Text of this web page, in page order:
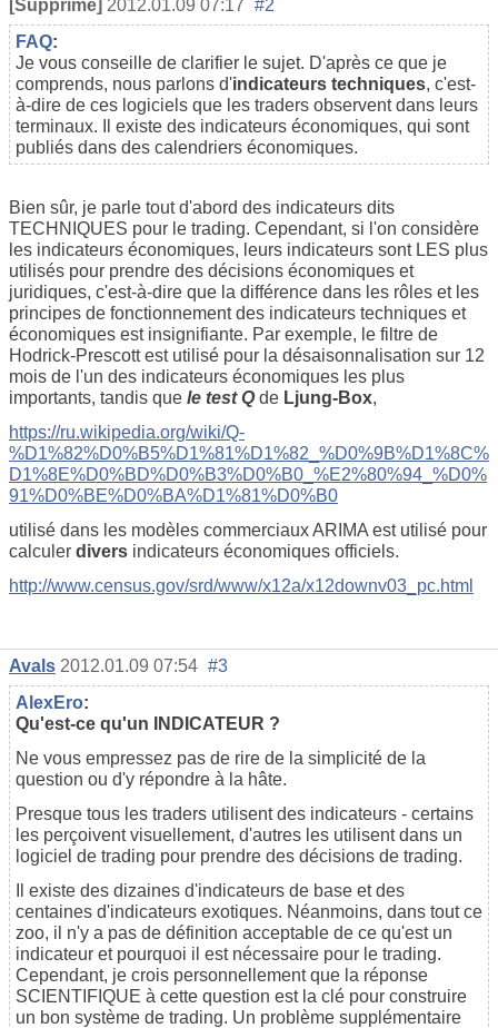
[Supprimé] 2012.01.09 07:17 #2
FAQ:
Je vous conseille de clarifier le sujet. D'après ce que je
comprends, nous parlons d'indicateurs techniques, c'est-
à-dire de ces logiciels que les traders observent dans leurs
terminaux. Il existe des indicateurs économiques, qui sont
publiés dans des calendriers économiques.
Bien sûr, je parle tout d'abord des indicateurs dits
TECHNIQUES pour le trading. Cependant, si l'on considère
les indicateurs économiques, leurs indicateurs sont LES plus
utilisés pour prendre des décisions économiques et
juridiques, c'est-à-dire que la différence dans les rôles et les
principes de fonctionnement des indicateurs techniques et
économiques est insignifiante. Par exemple, le filtre de
Hodrick-Prescott est utilisé pour la désaisonnalisation sur 12
mois de l'un des indicateurs économiques les plus
importants, tandis que le test Qde Ljung-Box,
https://ru.wikipedia.org/wiki/Q-
%D1%82%D0%B5%D1%81%D1%82_%D0%9B%D1%8C%
D1%8E%D0%BD%D0%B3%D0%B0_%E2%80%94_%D0%
91%D0%BE%D0%BA%D1%81%D0%B0
utilisé dans les modèles commerciaux ARIMA est utilisé pour
calculer divers indicateurs économiques officiels.
http://www.census.gov/srd/www/x12a/x12downv03_pc.html
Avals 2012.01.09 07:54 #3
AlexEro:
Qu'est-ce qu'un INDICATEUR ?
Ne vous empressez pas de rire de la simplicité de la
question ou d'y répondre à la hâte.
Presque tous les traders utilisent des indicateurs - certains
les perçoivent visuellement, d'autres les utilisent dans un
logiciel de trading pour prendre des décisions de trading.
Il existe des dizaines d'indicateurs de base et des
centaines d'indicateurs exotiques. Néanmoins, dans tout ce
zoo, il n'y a pas de définition acceptable de ce qu'est un
indicateur et pourquoi il est nécessaire pour le trading.
Cependant, je crois personnellement que la réponse
SCIENTIFIQUE à cette question est la clé pour construire
un bon système de trading. Un problème supplémentaire